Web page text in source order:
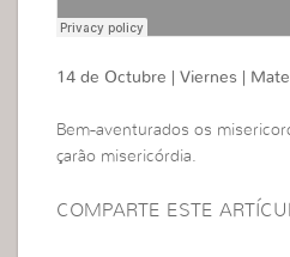
14 de Octubre | Viernes |
Bem-aventurados os
çarão misericórdia.
COMPARTE ESTE